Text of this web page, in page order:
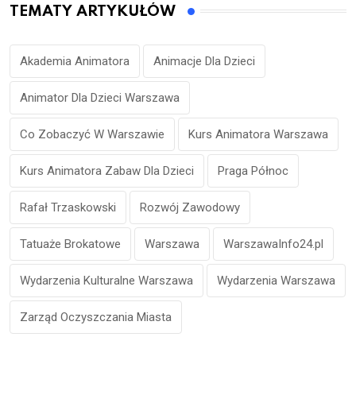
TEMATY ARTYKUŁÓW
Akademia Animatora Animacje Dla Dzieci
Animator Dla Dzieci Warszawa
Co Zobaczyć W Warszawie Kurs Animatora Warszawa
Kurs Animatora Zabaw Dla Dzieci Praga Północ
Rafał Trzaskowski Rozwój Zawodowy
Tatuaże Brokatowe Warszawa WarszawaInfo24.pl
Wydarzenia Kulturalne Warszawa Wydarzenia Warszawa
Zarząd Oczyszczania Miasta